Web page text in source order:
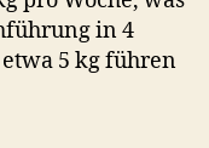
in 4
5 kg führen